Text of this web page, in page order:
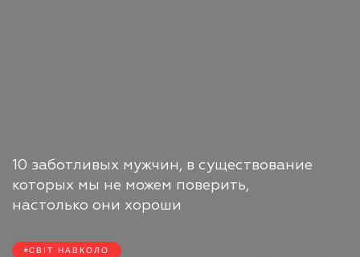
10 заботливых мужчин, в существование
которых мы не можем поверить,
настолько они хороши
СВІТ НАВКОЛО